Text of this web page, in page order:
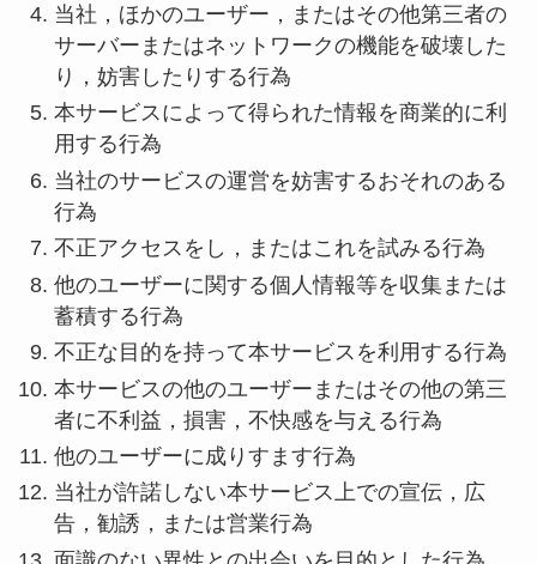
当社，ほかのユーザー，またはその他第三者の
サーバーまたはネットワークの機能を破壊した
り，妨害したりする行為
本サービスによって得られた情報を商業的に利
用する行為
当社のサービスの運営を妨害するおそれのある
行為
不正アクセスをし，またはこれを試みる行為
他のユーザーに関する個人情報等を収集または
蓄積する行為
不正な目的を持って本サービスを利用する行為
本サービスの他のユーザーまたはその他の第三
者に不利益，損害，不快感を与える行為
他のユーザーに成りすます行為
当社が許諾しない本サービス上での宣伝，広
告，勧誘，または営業行為